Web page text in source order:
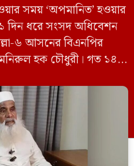
সময় ‘অপমানিত’ হওয়ার
দিন ধরে সংসদ অধিবেশন
৬ আসনের বিএনপির
হক চৌধুরী। গত ১৪
১৫ থেকে ২৫ জুন
যাননি। মনিরুল হক চৌধুরী
অপমান করা হয়েছে।